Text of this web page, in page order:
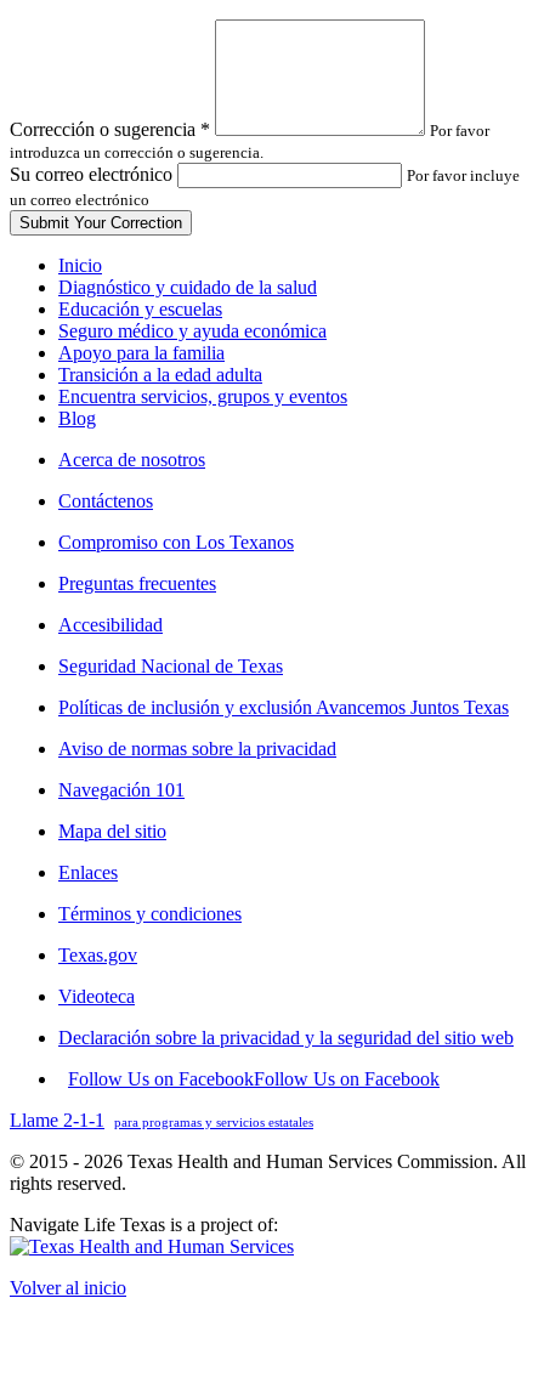
Corrección o sugerencia *
Por favor
introduzca un corrección o sugerencia.
Su correo electrónico
Por favor incluye
un correo electrónico
Inicio
Diagnóstico y cuidado de la salud
Educación y escuelas
Seguro médico y ayuda económica
Apoyo para la familia
Transición a la edad adulta
Encuentra servicios, grupos y eventos
Blog
Acerca de nosotros
Contáctenos
Compromiso con Los Texanos
Preguntas frecuentes
Accesibilidad
Seguridad Nacional de Texas
Políticas de inclusión y exclusión Avancemos Juntos Texas
Aviso de normas sobre la privacidad
Navegación 101
Mapa del sitio
Enlaces
Términos y condiciones
Texas.gov
Videoteca
Declaración sobre la privacidad y la seguridad del sitio web
Follow Us on FacebookFollow Us on Facebook
Llame 2-1-1
para programas y servicios estatales
© 2015 - 2026 Texas Health and Human Services Commission. All
rights reserved.
Navigate Life Texas is a project of:
Volver al inicio